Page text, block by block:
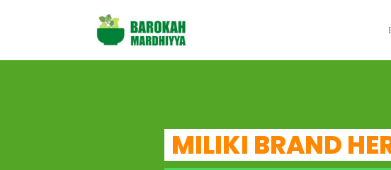
MILIKI BRAND